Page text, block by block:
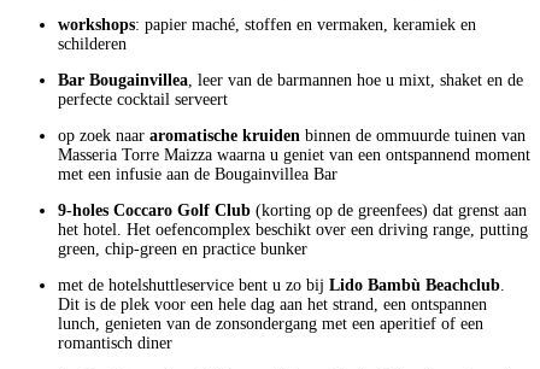
workshops: papier maché, stoffen en vermaken, keramiek en
schilderen
Bar Bougainvillea, leer van de barmannen hoe u mixt, shaket en de
perfecte cocktail serveert
op zoek naar aromatische kruiden binnen de ommuurde tuinen van
Masseria Torre Maizza waarna u geniet van een ontspannend moment
met een infusie aan de Bougainvillea Bar
9-holes Coccaro Golf Club (korting op de greenfees) dat grenst aan
het hotel. Het oefencomplex beschikt over een driving range, putting
green, chip-green en practice bunker
met de hotelshuttleservice bent u zo bij Lido Bambù Beachclub.
Dit is de plek voor een hele dag aan het strand, een ontspannen
lunch, genieten van de zonsondergang met een aperitief of een
romantisch diner